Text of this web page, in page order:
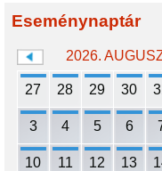
Eseménynaptár
2026.
27 28 29 30
3 4 5 6
10 11 12 13